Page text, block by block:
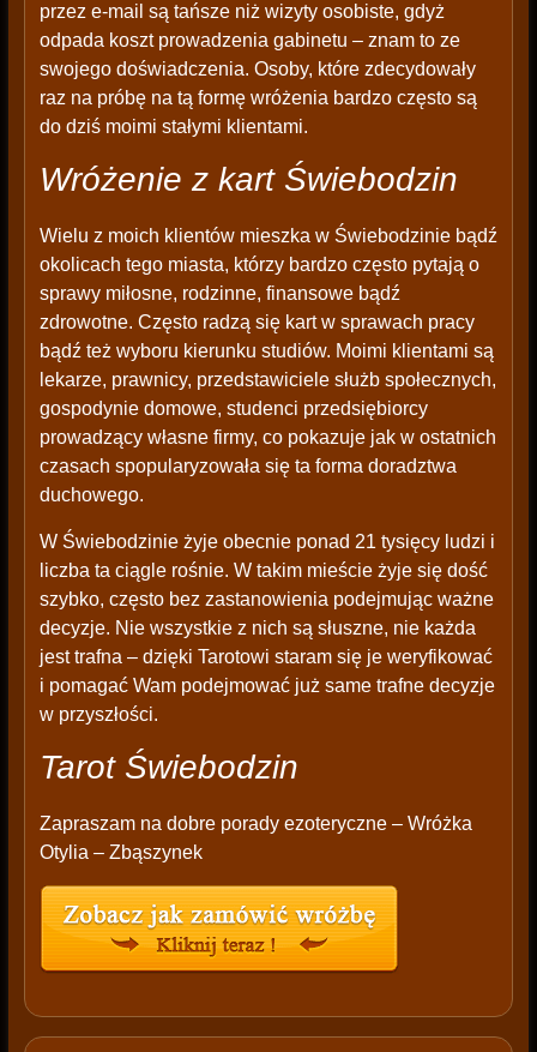
przez e-mail są tańsze niż wizyty osobiste, gdyż
odpada koszt prowadzenia gabinetu – znam to ze
swojego doświadczenia. Osoby, które zdecydowały
raz na próbę na tą formę wróżenia bardzo często są
do dziś moimi stałymi klientami.
Wróżenie z kart Świebodzin
Wielu z moich klientów mieszka w Świebodzinie bądź
okolicach tego miasta, którzy bardzo często pytają o
sprawy miłosne, rodzinne, finansowe bądź
zdrowotne. Często radzą się kart w sprawach pracy
bądź też wyboru kierunku studiów. Moimi klientami są
lekarze, prawnicy, przedstawiciele służb społecznych,
gospodynie domowe, studenci przedsiębiorcy
prowadzący własne firmy, co pokazuje jak w ostatnich
czasach spopularyzowała się ta forma doradztwa
duchowego.
W Świebodzinie żyje obecnie ponad 21 tysięcy ludzi i
liczba ta ciągle rośnie. W takim mieście żyje się dość
szybko, często bez zastanowienia podejmując ważne
decyzje. Nie wszystkie z nich są słuszne, nie każda
jest trafna – dzięki Tarotowi staram się je weryfikować
i pomagać Wam podejmować już same trafne decyzje
w przyszłości.
Tarot Świebodzin
Zapraszam na dobre porady ezoteryczne – Wróżka
Otylia – Zbąszynek